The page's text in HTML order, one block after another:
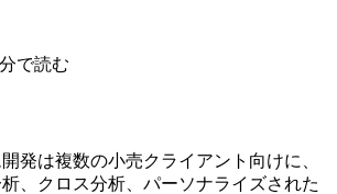
で読む
発は複数の小売クライアント向けに、
、クロス分析、パーソナライズされた